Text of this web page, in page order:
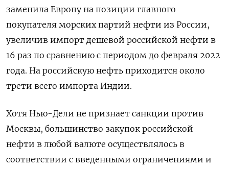
заменила Европу на позиции главного
покупателя морских партий нефти из России,
увеличив импорт дешевой российской нефти в
16 раз по сравнению с периодом до февраля 2022
года. На российскую нефть приходится около
трети всего импорта Индии.
Хотя Нью-Дели не признает санкции против
Москвы, большинство закупок российской
нефти в любой валюте осуществлялось в
соответствии с введенными ограничениями и